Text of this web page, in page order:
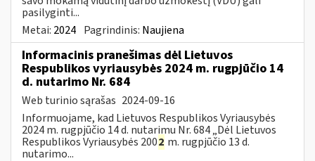
pasilyginti...
Metai: 2024 Pagrindinis: Naujiena
Informacinis pranešimas dėl Lietuvos
Respublikos vyriausybės 2024 m. rugpjūčio 14
d. nutarimo Nr. 684
Web turinio sąrašas 2024-09-16
Informuojame, kad Lietuvos Respublikos Vyriausybės
2024 m. rugpjūčio 14 d. nutarimu Nr. 684 „Dėl Lietuvos
Respublikos Vyriausybės 2002 m. rugpjūčio 13 d.
nutarimo...